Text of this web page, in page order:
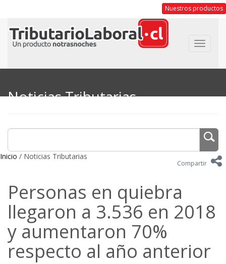
Nuestros productos
Toggle
Noticias Tributarias
Inicio / Noticias Tributarias
Compartir
Personas en quiebra
llegaron a 3.536 en 2018
y aumentaron 70%
respecto al año anterior